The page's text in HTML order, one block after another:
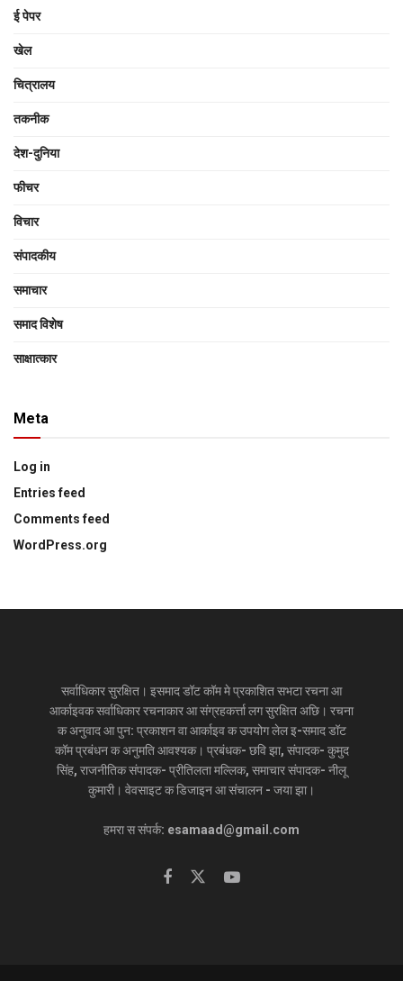
ई पेपर
खेल
चित्रालय
तकनीक
देश-दुनिया
फीचर
विचार
संपादकीय
समाचार
समाद विशेष
साक्षात्‍कार
Meta
Log in
Entries feed
Comments feed
WordPress.org
सर्वाधिकार सुरक्षित। इसमाद डॉट कॉम मे प्रकाशित सभटा रचना आ
आर्काइवक सर्वाधिकार रचनाकार आ संग्रहकर्त्ता लग सुरक्षित अछि। रचना
क अनुवाद आ पुन: प्रकाशन वा आर्काइव क उपयोग लेल इ-समाद डॉट
कॉम प्रबंधन क अनुमति आवश्यक। प्रबंधक- छवि झा, संपादक- कुमुद
सिंह, राजनीतिक संपादक- प्रीतिलता मल्लिक, समाचार संपादक- नीलू
कुमारी। वेवसाइट क डिजाइन आ संचालन - जया झा।
हमरा स संपर्क: esamaad@gmail.com